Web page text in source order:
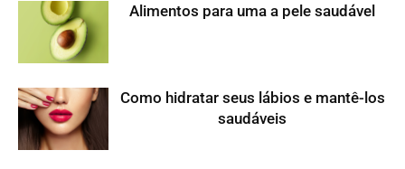
Alimentos para uma a pele saudável
Como hidratar seus lábios e mantê-los
saudáveis